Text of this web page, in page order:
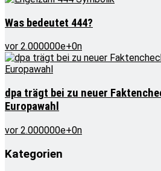
Was bedeutet 444?
vor 2.000000e+0n
dpa trägt bei zu neuer
Europawahl
vor 2.000000e+0n
Kategorien